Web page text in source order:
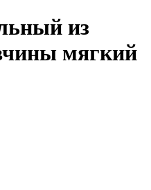
из
мягкий